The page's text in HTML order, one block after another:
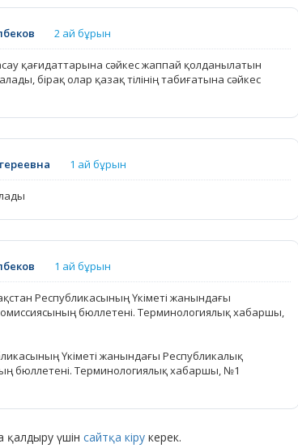
2 ай бұрын
қағидаттарына сәйкес жаппай қолданылатын
бірақ олар қазақ тілінің табиғатына сәйкес
1 ай бұрын
1 ай бұрын
Республикасының Үкіметі жанындағы
бюллетені. Терминологиялық хабаршы,
Үкіметі жанындағы Республикалық
бюллетені. Терминологиялық хабаршы, №1
қалдыру үшінсайтқа кіру керек.